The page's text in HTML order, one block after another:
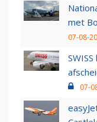
met
07-08-
07-